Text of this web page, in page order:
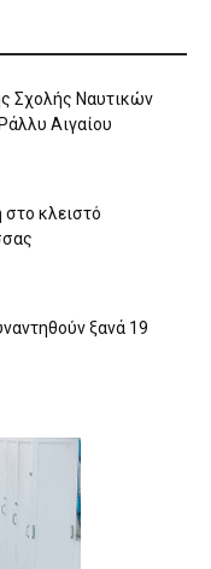
Σχολής Ναυτικών
Αιγαίου
στο κλειστό
ξανά 19